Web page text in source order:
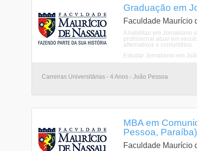
Graduação em
Faculdade Maurício
A habilitao em Jornalismo
profissional atuar em
alternativos e comunitrios.
Estudar Jornalismo em
Carreiras Universitárias - 4 Anos - João Pessoa
MBA em
Pessoa, Paraíba)
Faculdade Maurício